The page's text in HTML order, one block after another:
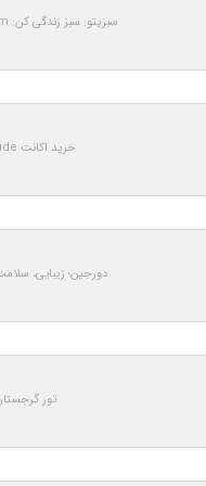
سبزیتو: سبز زندگی کن: Sabzito.com
خرید اکانت claude
دورجین؛ زیبایی،
تور